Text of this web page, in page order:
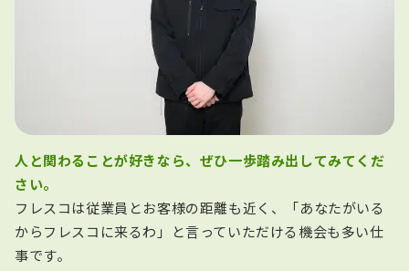
人と関わることが好きなら、ぜひ一歩踏み出してみてくだ
さい。
フレスコは従業員とお客様の距離も近く、「あなたがいる
からフレスコに来るわ」と言っていただける機会も多い仕
事です。